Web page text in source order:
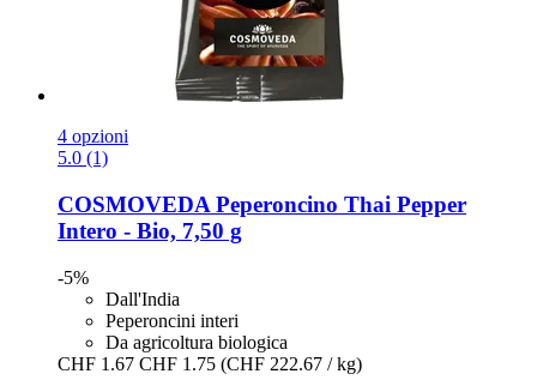
4 opzioni
5.0 (1)
COSMOVEDA Peperoncino Thai Pepper
Intero -​ Bio, 7,50 g
-5%
Dall'India
Peperoncini interi
Da agricoltura biologica
CHF 1.67 CHF 1.75 (CHF 222.67 / kg)